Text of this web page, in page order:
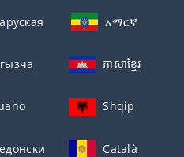
አማርኛ
ភាសាខ្មែរ
Shqip
Català